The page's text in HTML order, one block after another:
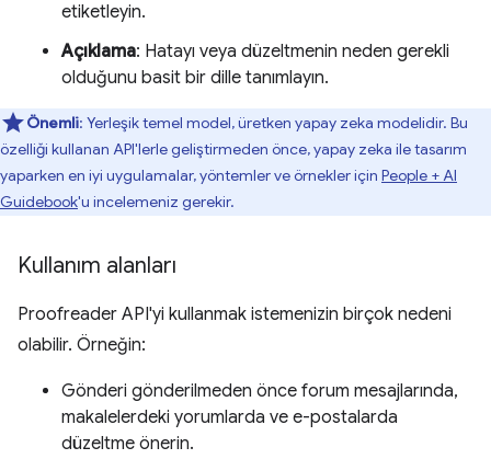
etiketleyin.
Açıklama: Hatayı veya düzeltmenin neden gerekli
olduğunu basit bir dille tanımlayın.
Önemli: Yerleşik temel model, üretken yapay zeka modelidir. Bu
özelliği kullanan API'lerle geliştirmeden önce, yapay zeka ile tasarım
yaparken en iyi uygulamalar, yöntemler ve örnekler için People + AI
Guidebook'u incelemeniz gerekir.
Kullanım alanları
Proofreader API'yi kullanmak istemenizin birçok nedeni
olabilir. Örneğin:
Gönderi gönderilmeden önce forum mesajlarında,
makalelerdeki yorumlarda ve e-postalarda
düzeltme önerin.